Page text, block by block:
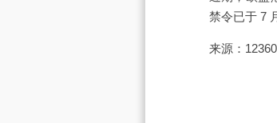
禁令已于 7
来源：